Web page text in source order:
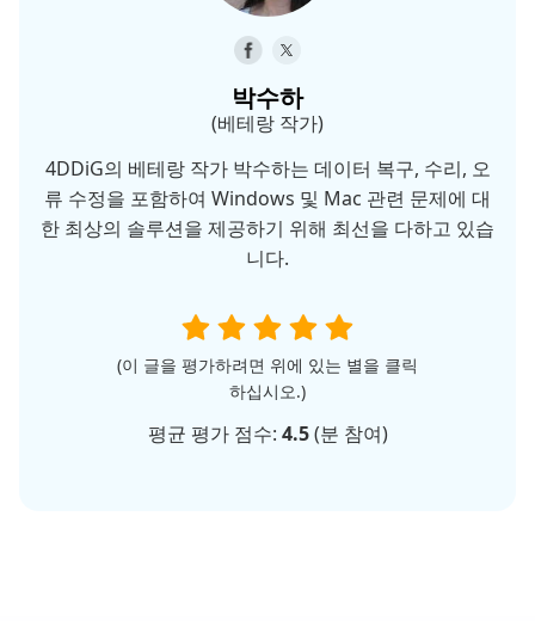
박수하
(베테랑 작가)
4DDiG의 베테랑 작가 박수하는 데이터 복구, 수리, 오
류 수정을 포함하여 Windows 및 Mac 관련 문제에 대
한 최상의 솔루션을 제공하기 위해 최선을 다하고 있습
니다.
(이 글을 평가하려면 위에 있는 별을 클릭
하십시오.)
평균 평가 점수: 4.5(분 참여)